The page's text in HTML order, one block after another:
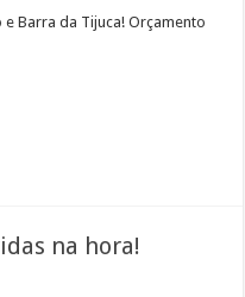
Barra da Tijuca! Orçamento
na hora!